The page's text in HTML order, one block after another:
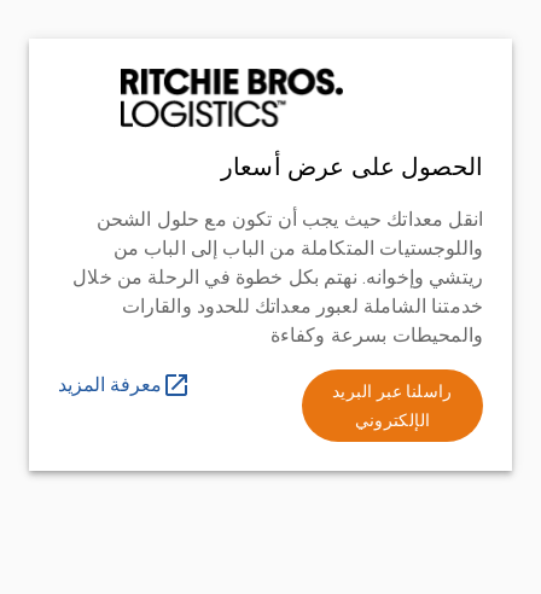
الحصول على عرض أسعار
انقل معداتك حيث يجب أن تكون مع حلول الشحن
واللوجستيات المتكاملة من الباب إلى الباب من
ريتشي وإخوانه. نهتم بكل خطوة في الرحلة من خلال
خدمتنا الشاملة لعبور معداتك للحدود والقارات
والمحيطات بسرعة وكفاءة
راسلنا عبر البريد
الإلكتروني
معرفة المزيد